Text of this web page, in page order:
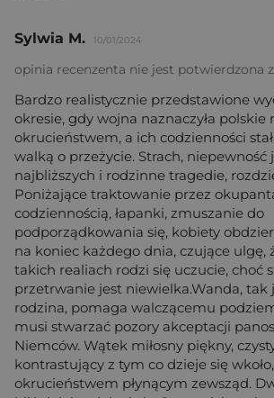
Sylwia M. 10/01/2024
opinia recenzenta nie jest potwierdzona
Bardzo realistycznie przedstawione
okresie, gdy wojna naznaczyła polskie
okrucieństwem, a ich codzienności
walką o przeżycie. Strach, niepewność
najbliższych i rodzinne tragedie,
Poniżające traktowanie przez
codziennością, łapanki, zmuszanie do
podporządkowania się, kobiety
na koniec każdego dnia, czujące ulgę,
takich realiach rodzi się uczucie, choć
przetrwanie jest niewielka.Wanda, tak
rodzina, pomaga walczącemu
musi stwarzać pozory akceptacji
Niemców. Wątek miłosny piękny,
kontrastujący z tym co dzieje się
okrucieństwem płynącym zewsząd.